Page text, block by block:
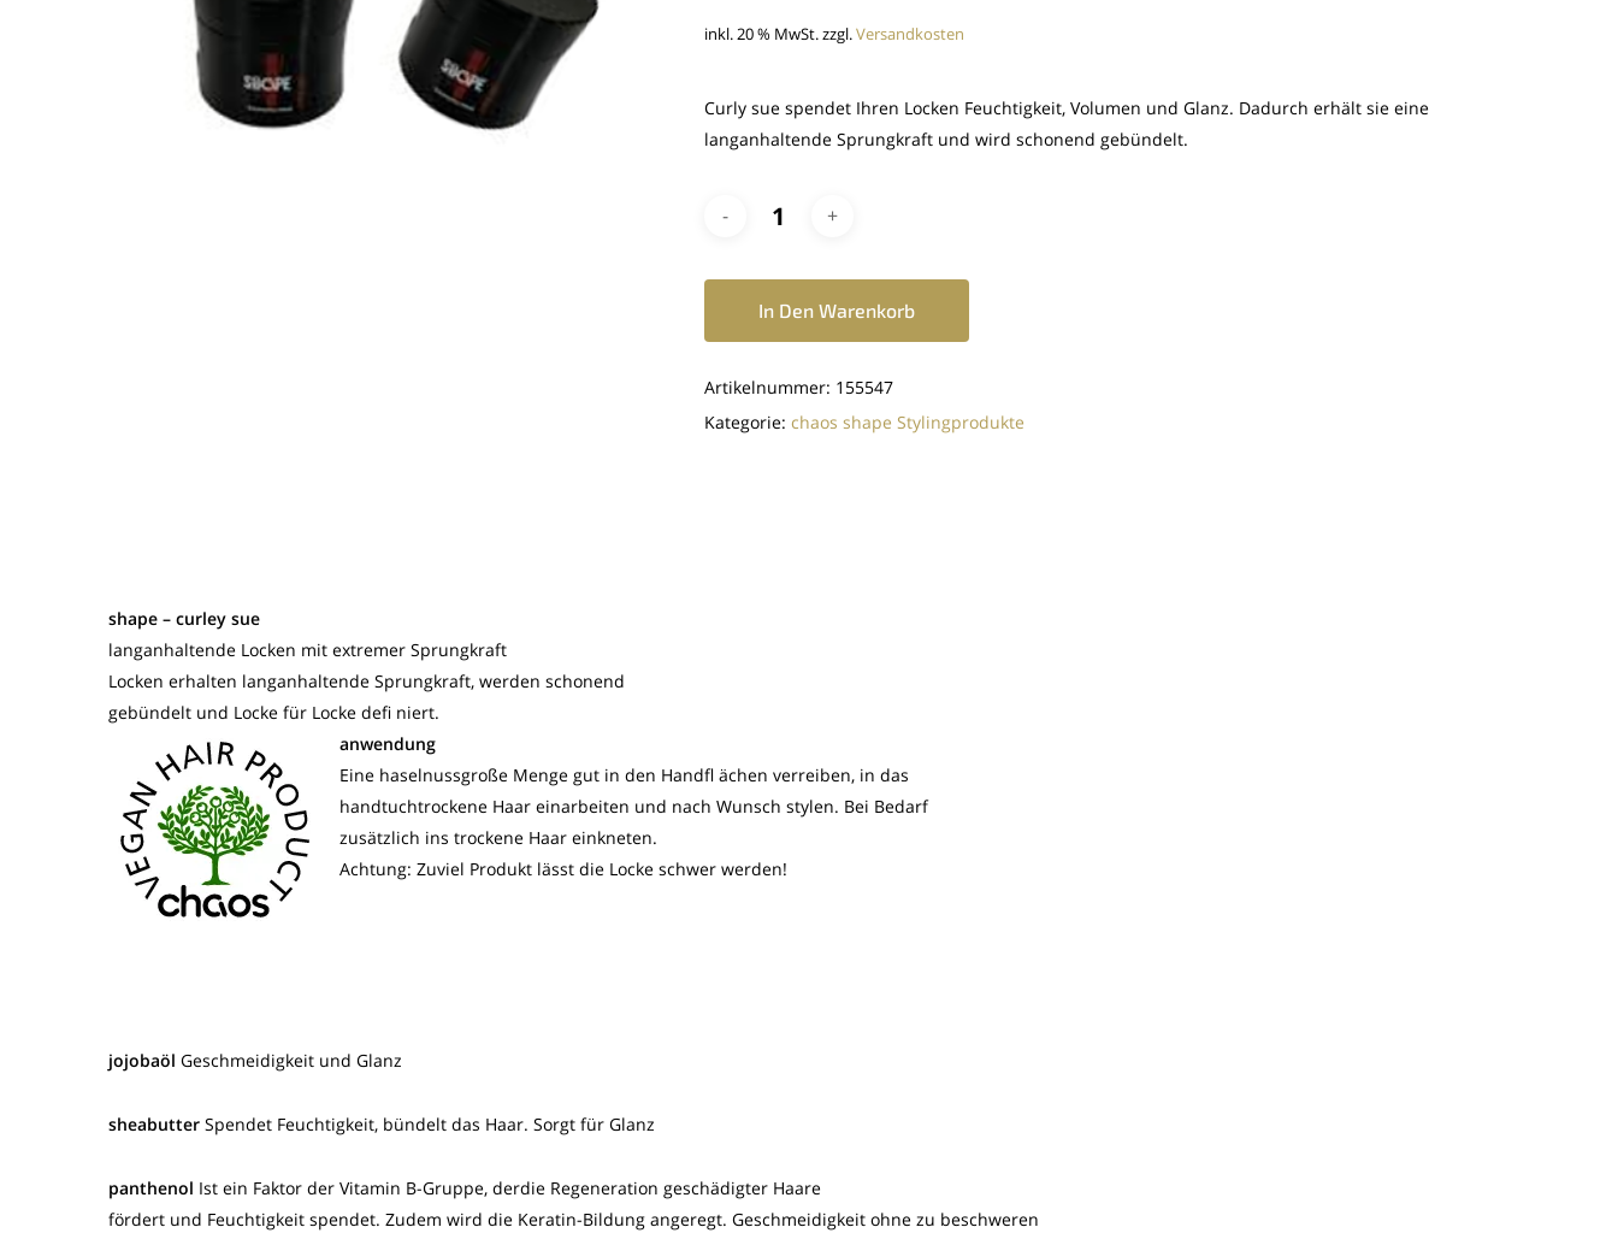
inkl. 20 % MwSt.zzgl.Versandkosten
Curly sue spendet Ihren Locken Feuchtigkeit, Volumen und Glanz. Dadurch erhält sie eine
langanhaltende Sprungkraft und wird schonend gebündelt.
In Den Warenkorb
Artikelnummer: 155547
Kategorie: chaos shape Stylingprodukte
shape – curley sue
langanhaltende Locken mit extremer Sprungkraft
Locken erhalten langanhaltende Sprungkraft, werden schonend
gebündelt und Locke für Locke defi niert.
anwendung
Eine haselnussgroße Menge gut in den Handfl ächen verreiben, in das
handtuchtrockene Haar einarbeiten und nach Wunsch stylen. Bei Bedarf
zusätzlich ins trockene Haar einkneten.
Achtung: Zuviel Produkt lässt die Locke schwer werden!
jojobaöl Geschmeidigkeit und Glanz
sheabutter Spendet Feuchtigkeit, bündelt das Haar. Sorgt für Glanz
panthenol Ist ein Faktor der Vitamin B-Gruppe, derdie Regeneration geschädigter Haare
fördert und Feuchtigkeit spendet. Zudem wird die Keratin-Bildung angeregt. Geschmeidigkeit ohne zu beschweren